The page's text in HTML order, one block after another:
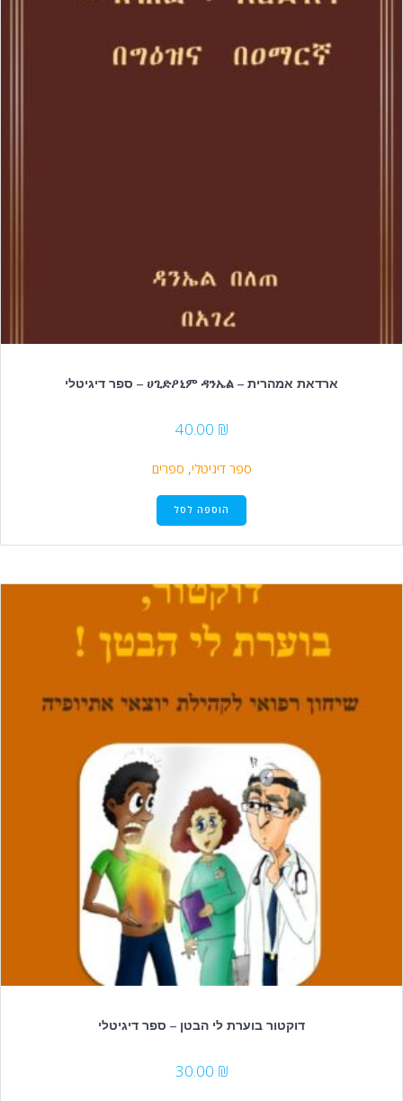
ארדאת אמהרית – ሀጊድዖኒም ዳንኤል – ספר דיגיטלי
40.00
ספר דיגיטלי,ספרים
הוספה לסל
דוקטור בוערת לי הבטן – ספר דיגיטלי
30.00